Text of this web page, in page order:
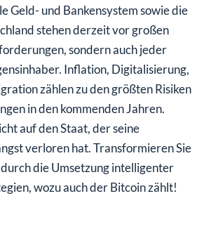
Geld- und Bankensystem sowie die
stehen derzeit vor großen
sondern auch jeder
Inflation, Digitalisierung,
zählen zu den größten Risiken
in den kommenden Jahren.
auf den Staat, der seine
verloren hat. Transformieren Sie
durch die Umsetzung intelligenter
wozu auch der Bitcoin zählt!